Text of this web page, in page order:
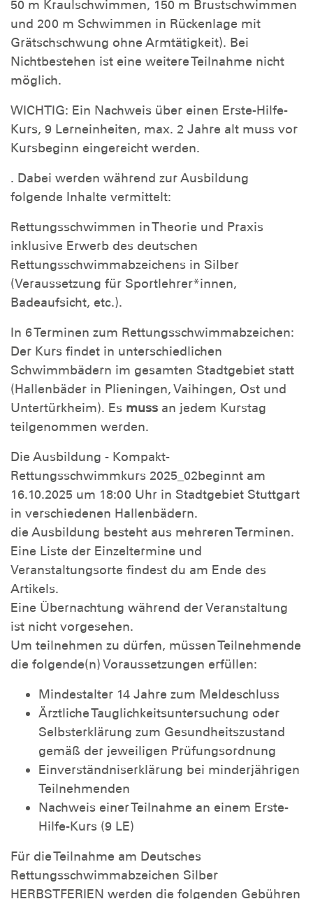
50 m Kraulschwimmen, 150 m Brustschwimmen
und 200 m Schwimmen in Rückenlage mit
Grätschschwung ohne Armtätigkeit). Bei
Nichtbestehen ist eine weitere Teilnahme nicht
möglich.
WICHTIG: Ein Nachweis über einen Erste-Hilfe-
Kurs, 9 Lerneinheiten, max. 2 Jahre alt muss vor
Kursbeginn eingereicht werden.
. Dabei werden während zur Ausbildung
folgende Inhalte vermittelt:
Rettungsschwimmen in Theorie und Praxis
inklusive Erwerb des deutschen
Rettungsschwimmabzeichens in Silber
(Veraussetzung für Sportlehrer*innen,
Badeaufsicht, etc.).
In 6 Terminen zum Rettungsschwimmabzeichen:
Der Kurs findet in unterschiedlichen
Schwimmbädern im gesamten Stadtgebiet statt
(Hallenbäder in Plieningen, Vaihingen, Ost und
Untertürkheim). Es muss an jedem Kurstag
teilgenommen werden.
Die Ausbildung - Kompakt-
Rettungsschwimmkurs 2025_02beginnt am
16.10.2025 um 18:00 Uhr in Stadtgebiet Stuttgart
in verschiedenen Hallenbädern.
die Ausbildung besteht aus mehreren Terminen.
Eine Liste der Einzeltermine und
Veranstaltungsorte findest du am Ende des
Artikels.
Eine Übernachtung während der Veranstaltung
ist nicht vorgesehen.
Um teilnehmen zu dürfen, müssen Teilnehmende
die folgende(n) Voraussetzungen erfüllen:
Mindestalter 14 Jahre zum Meldeschluss
Ärztliche Tauglichkeitsuntersuchung oder
Selbsterklärung zum Gesundheitszustand
gemäß der jeweiligen Prüfungsordnung
Einverständniserklärung bei minderjährigen
Teilnehmenden
Nachweis einer Teilnahme an einem Erste-
Hilfe-Kurs (9 LE)
Für die Teilnahme am Deutsches
Rettungsschwimmabzeichen Silber
HERBSTFERIEN werden die folgenden Gebühren